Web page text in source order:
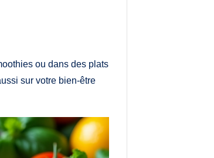
ou dans des plats
sur votre bien-être